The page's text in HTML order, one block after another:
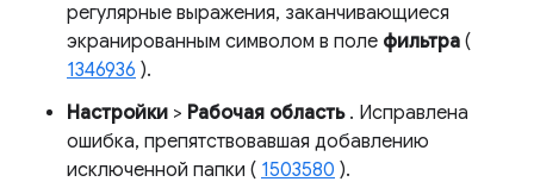
регулярные выражения, заканчивающиеся
экранированным символом в поле фильтра (
1346936 ).
Настройки > Рабочая область. Исправлена ​​
ошибка, препятствовавшая добавлению
исключенной папки ( 1503580 ).